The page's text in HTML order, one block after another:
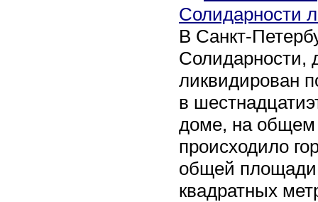
Солидарности
В Санкт-
Солидарности,
ликвидирован
в
доме, на общем
происходило
общей площади
квадратных